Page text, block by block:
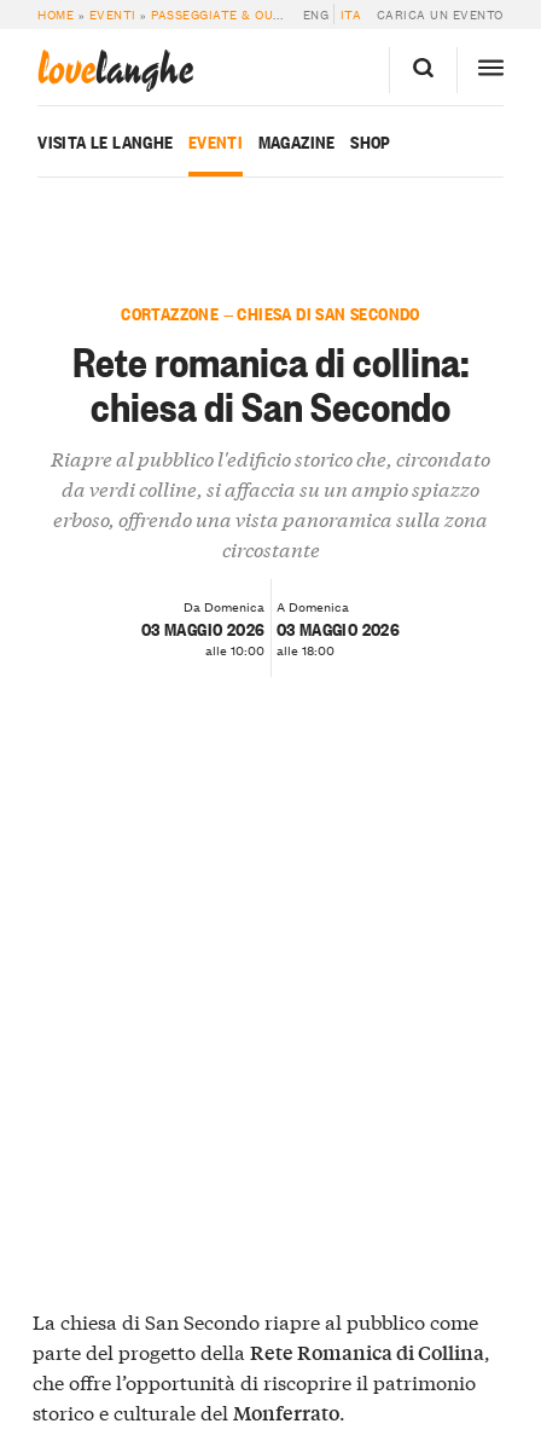
HOME » EVENTI »PASSEGGIATE & OUTDOOR » RETE ROMANICA DI COLLINA:
ENG ITA CARICA UN EVENTO
lovelanghe
VISITA LE LANGHE EVENTI MAGAZINE SHOP
CORTAZZONE — CHIESA DI SAN SECONDO
Rete romanica di collina:
chiesa di San Secondo
Riapre al pubblico l'edificio storico che, circondato
da verdi colline, si affaccia su un ampio spiazzo
erboso, offrendo una vista panoramica sulla zona
circostante
Da Domenica
03 MAGGIO 2026
alle 10:00
A Domenica
03 MAGGIO 2026
alle 18:00
La chiesa di San Secondo riapre al pubblico come
parte del progetto della Rete Romanica di Collina,
che offre l’opportunità di riscoprire il patrimonio
storico e culturale del Monferrato.